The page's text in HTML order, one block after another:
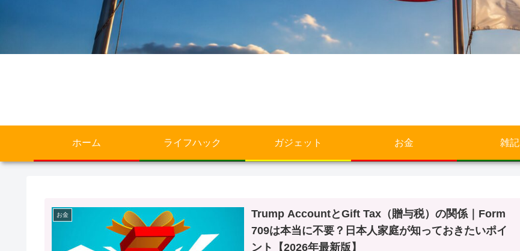
ホーム ライフハック ガジェット お金 雑記
お金
Trump AccountとGift Tax（贈与税）の関係｜Form
709は本当に不要？日本人家庭が知っておきたいポイ
ント【2026年最新版】